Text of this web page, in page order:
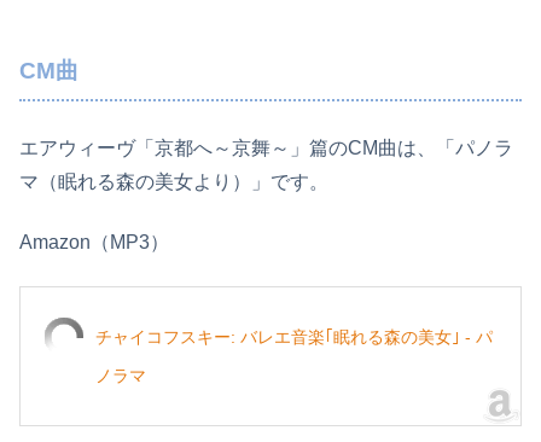
CM曲
エアウィーヴ「京都へ～京舞～」篇のCM曲は、「パノラ
マ（眠れる森の美女より）」です。
Amazon（MP3）
チャイコフスキー: バレエ音楽｢眠れる森の美女｣ - パ
ノラマ